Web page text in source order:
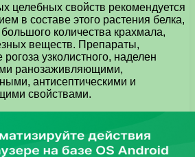
целебных свойств рекомендуется
в составе этого растения белка,
количества крахмала,
веществ. Препараты,
узколистного, наделен
ранозаживляющими,
антисептическими и
свойствами.